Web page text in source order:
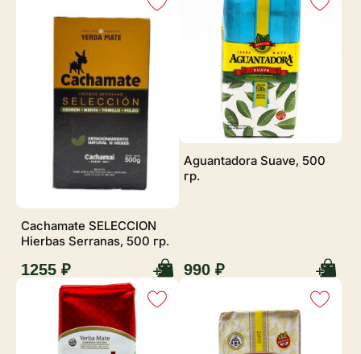
Cachamate SELECCION
Hierbas Serranas, 500 гр.
1255 ₽
Aguantadora Suave, 500
гр.
990 ₽